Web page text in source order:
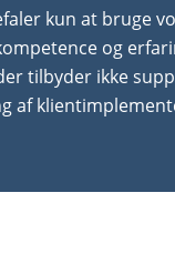
kun at bruge
og
tilbyder ikke
af